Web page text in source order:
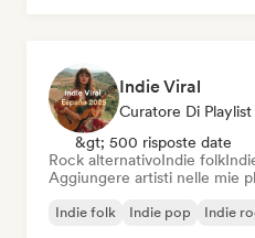
Indie Viral
Curatore Di Playlist
&gt; 500 risposte date
Rock alternativoIndie folk
Aggiungere artisti nelle mie
Indie folk Indie pop Indie